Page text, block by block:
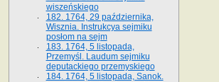
wiszeńskiego
182. 1764, 29 października,
Wisznia. Instrukcya sejmiku
posłom na sejm
183. 1764, 5 listopada,
Przemyśl. Laudum sejmiku
deputackiego przemyskiego
184. 1764, 5 listopada, Sanok.